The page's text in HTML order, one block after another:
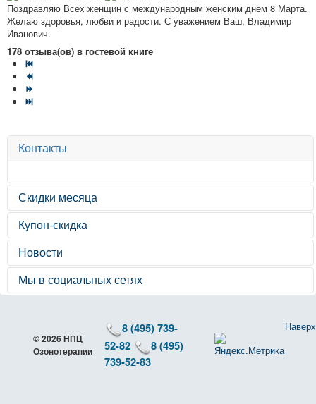
Поздравляю Всех женщин с международным женским днем 8 Марта.
Желаю здоровья, любви и радости. С уважением Ваш, Владимир
Иванович.
178 отзыва(ов) в гостевой книге
Контакты
Скидки месяца
Купон-скидка
Новости
→ График работы
10 мая - выходные...
НОВОСТИ
→ Медицинский массаж при пяточной шпоре
Мы в социальных сетях
Наверх
© 2026 НПЦ
Озонотерапии
8 (495) 739-
52-82
8 (495)
739-52-83